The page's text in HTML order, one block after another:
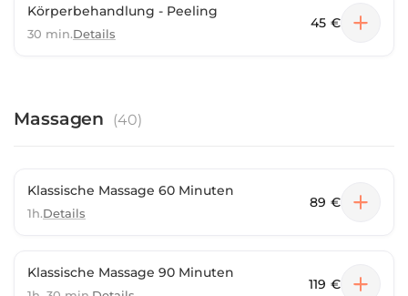
Körperbehandlung - Peeling
30 min.Details
45 €
Massagen (40)
Klassische Massage 60 Minuten
1h.Details
89 €
Klassische Massage 90 Minuten
119 €